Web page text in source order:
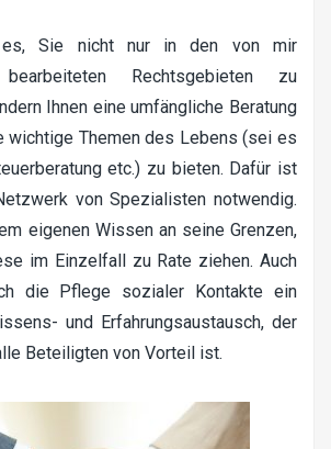
Sie nicht nur in den von mir
Rechtsgebieten zu
Ihnen eine umfängliche Beratung
wichtige Themen des Lebens (sei es
etc.) zu bieten. Dafür ist
von Spezialisten notwendig.
eigenen Wissen an seine Grenzen,
im Einzelfall zu Rate ziehen. Auch
die Pflege sozialer Kontakte ein
und Erfahrungsaustausch, der
Beteiligten von Vorteil ist.